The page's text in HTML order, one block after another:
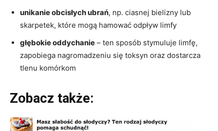
unikanie obcisłych ubrań, np. ciasnej bielizny lub
skarpetek, które mogą hamować odpływ limfy
głębokie oddychanie – ten sposób stymuluje limfę,
zapobiega nagromadzeniu się toksyn oraz dostarcza
tlenu komórkom
Zobacz także: